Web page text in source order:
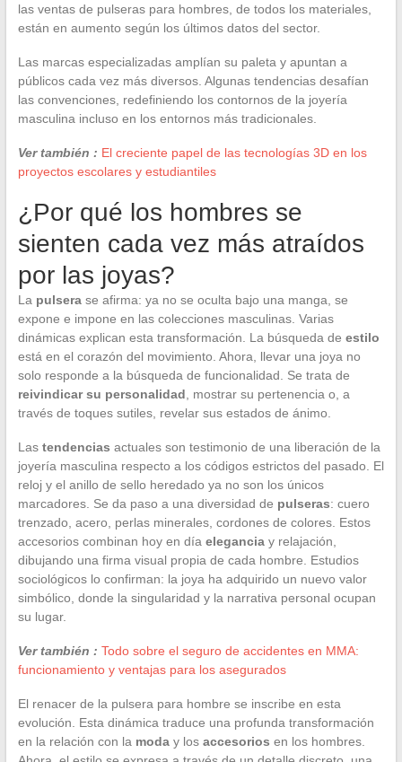
las ventas de pulseras para hombres, de todos los materiales,
están en aumento según los últimos datos del sector.
Las marcas especializadas amplían su paleta y apuntan a
públicos cada vez más diversos. Algunas tendencias desafían
las convenciones, redefiniendo los contornos de la joyería
masculina incluso en los entornos más tradicionales.
Ver también : El creciente papel de las tecnologías 3D en los
proyectos escolares y estudiantiles
¿Por qué los hombres se
sienten cada vez más atraídos
por las joyas?
La pulserase afirma: ya no se oculta bajo una manga, se
expone e impone en las colecciones masculinas. Varias
dinámicas explican esta transformación. La búsqueda de estilo
está en el corazón del movimiento. Ahora, llevar una joya no
solo responde a la búsqueda de funcionalidad. Se trata de
reivindicar su personalidad , mostrar su pertenencia o, a
través de toques sutiles, revelar sus estados de ánimo.
Las tendencias actuales son testimonio de una liberación de la
joyería masculina respecto a los códigos estrictos del pasado. El
reloj y el anillo de sello heredado ya no son los únicos
marcadores. Se da paso a una diversidad de pulseras: cuero
trenzado, acero, perlas minerales, cordones de colores. Estos
accesorios combinan hoy en día eleganciay relajación,
dibujando una firma visual propia de cada hombre. Estudios
sociológicos lo confirman: la joya ha adquirido un nuevo valor
simbólico, donde la singularidad y la narrativa personal ocupan
su lugar.
Ver también : Todo sobre el seguro de accidentes en MMA:
funcionamiento y ventajas para los asegurados
El renacer de la pulsera para hombre se inscribe en esta
evolución. Esta dinámica traduce una profunda transformación
en la relación con la moday los accesorios en los hombres.